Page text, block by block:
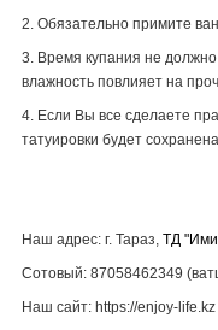
2. Обязательно примите
3. Время купания не
влажность повлияет на
4. Если Вы все сделаете
татуировки будет
Наш адрес: г. Тараз, ТД
Сотовый: 87058462349
Наш сайт: https://enjoy-life.kz